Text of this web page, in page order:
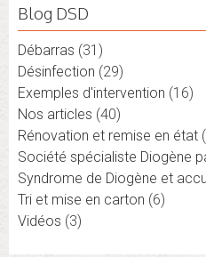
Blog DSD
Débarras (31)
Désinfection (29)
Exemples d'intervention (16)
Nos articles (40)
Rénovation et remise en état
Société spécialiste Diogène
Syndrome de Diogène et
Tri et mise en carton (6)
Vidéos (3)